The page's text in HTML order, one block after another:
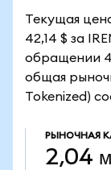
Текущая
42,14 $ за
обращении
общая
Tokenized)
РЫНОЧНАЯ
2,04